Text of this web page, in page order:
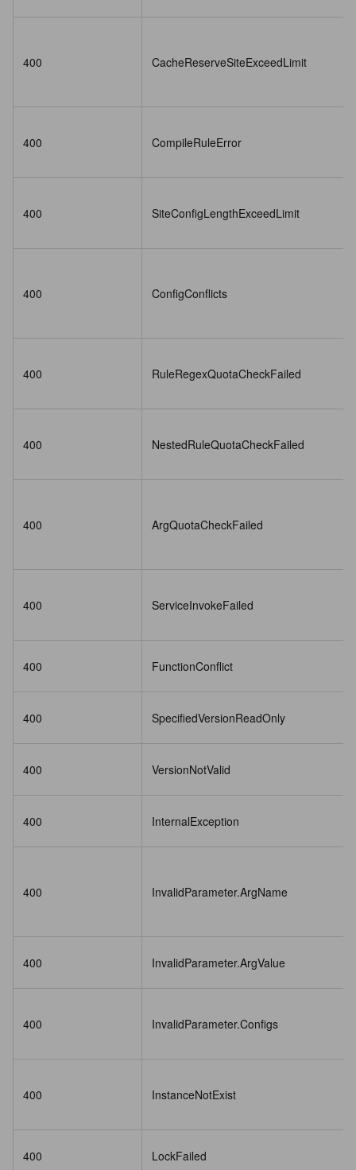
400 CacheReserveSiteExceedLimit
400 CompileRuleError
400 SiteConfigLengthExceedLimit
400 ConfigConflicts
400 RuleRegexQuotaCheckFailed
400 NestedRuleQuotaCheckFailed
400 ArgQuotaCheckFailed
400 ServiceInvokeFailed
400 FunctionConflict
400 SpecifiedVersionReadOnly
400 VersionNotValid
400 InternalException
400 InvalidParameter.ArgName
400 InvalidParameter.ArgValue
400 InvalidParameter.Configs
400 InstanceNotExist
400 LockFailed